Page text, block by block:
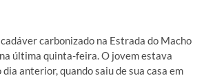
carbonizado na Estrada do Macho
última quinta-feira. O jovem estava
anterior, quando saiu de sua casa em